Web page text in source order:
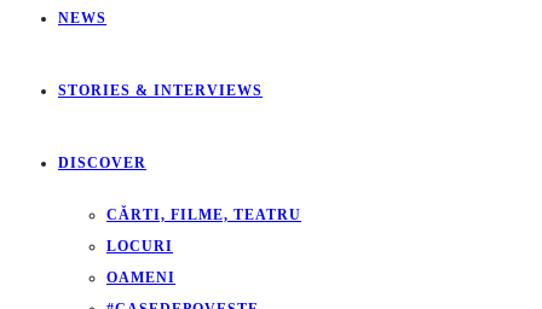
NEWS
STORIES & INTERVIEWS
DISCOVER
CĂRTI, FILME, TEATRU
LOCURI
OAMENI